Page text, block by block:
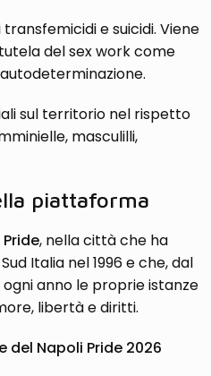
e suicidi. Viene
del sex work come
sul territorio nel rispetto
masculilli,
piattaforma
, nella città che ha
Italia nel 1996 e che, dal
anno le proprie istanze
libertà e diritti.
Napoli Pride 2026